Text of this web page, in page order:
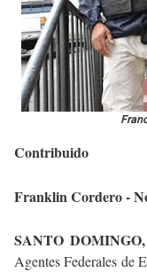
Contribuido
Franklin Cordero -
SANTO
Agentes Federales de